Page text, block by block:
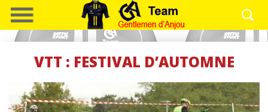
VTT : FESTIVAL D’AUTOMNE